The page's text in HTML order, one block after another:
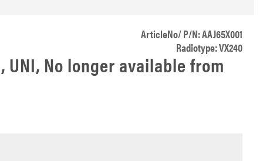
ArticleNo/ P/N: AAJ65X001
Radiotype: VX240
UNI, No longer available from